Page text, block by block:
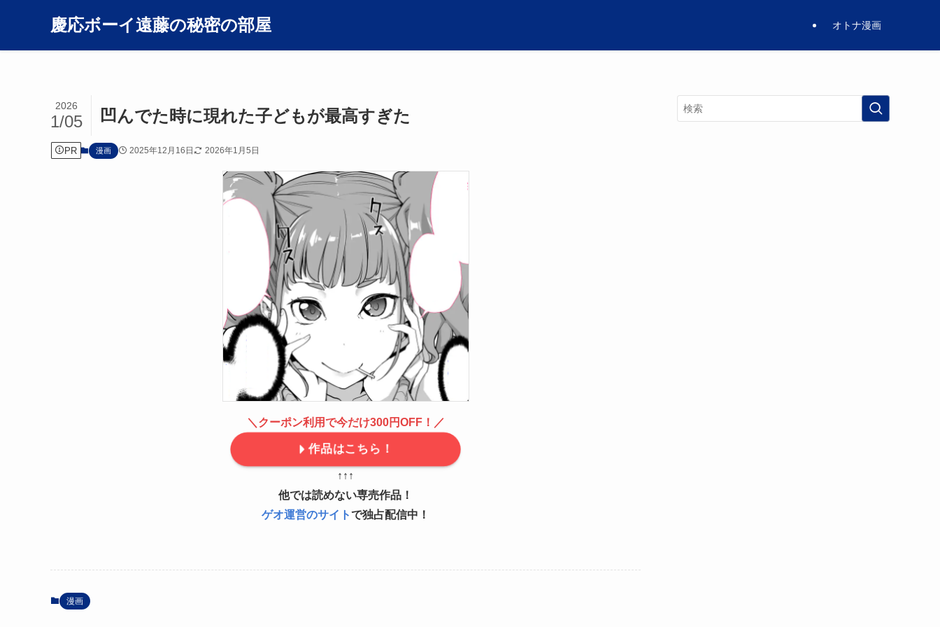
慶応ボーイ遠藤の秘密の部屋 オトナ漫画
凹んでた時に現れた子どもが最高すぎた
2026
1/05
PR 漫画 2025年12月16日 2026年1月5日
＼クーポン利用で今だけ300円OFF！／
作品はこちら！
↑↑↑
他では読めない専売作品！
ゲオ運営のサイトで独占配信中！
漫画